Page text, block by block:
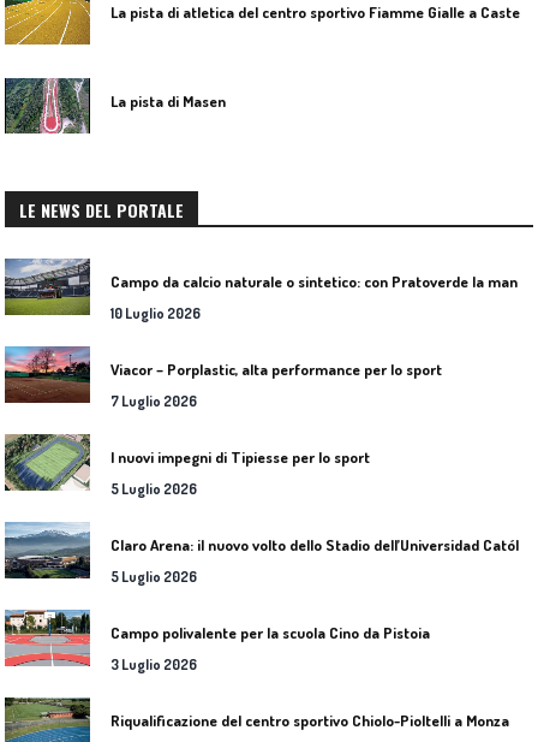
La pista di Masen
LE NEWS DEL PORTALE
10 Luglio 2026
Viacor – Porplastic, alta performance per lo sport
7 Luglio 2026
I nuovi impegni di Tipiesse per lo sport
5 Luglio 2026
5 Luglio 2026
Campo polivalente per la scuola Cino da Pistoia
3 Luglio 2026
Riqualificazione del centro sportivo Chiolo-Pioltelli a Monza